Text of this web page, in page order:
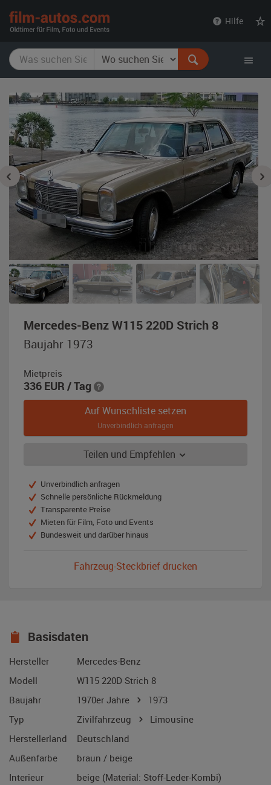
Hilfe
Mercedes-Benz W115 220D Strich 8,
beige
Baujahr 1973
Mietpreis
336 EUR / Tag
Auf Wunschliste setzen
Unverbindlich anfragen
Teilen und Empfehlen
Unverbindlich anfragen
Schnelle persönliche Rückmeldung
Transparente Preise
Mieten für Film, Foto und Events
Bundesweit und darüber hinaus
Fahrzeug-Steckbrief drucken
Basisdaten
Hersteller
Mercedes-Benz
Modell
W115 220D Strich 8
Baujahr
1970er Jahre
1973
Typ
Zivilfahrzeug
Limousine
Herstellerland
Deutschland
Außenfarbe
braun / beige
Interieur
beige (Material: Stoff-Leder-Kombi)